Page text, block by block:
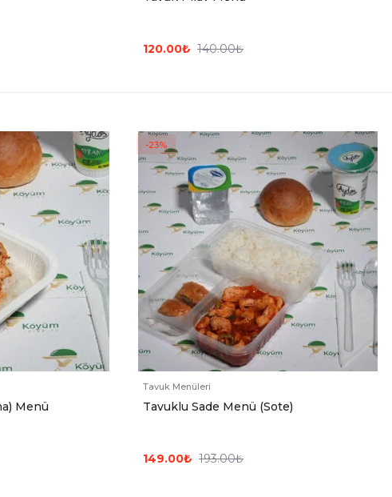
140.00₺
120.00₺
Menü
-23%
Tavuk Menüleri
Tavuklu Sade Menü (Sote)
193.00₺
149.00₺